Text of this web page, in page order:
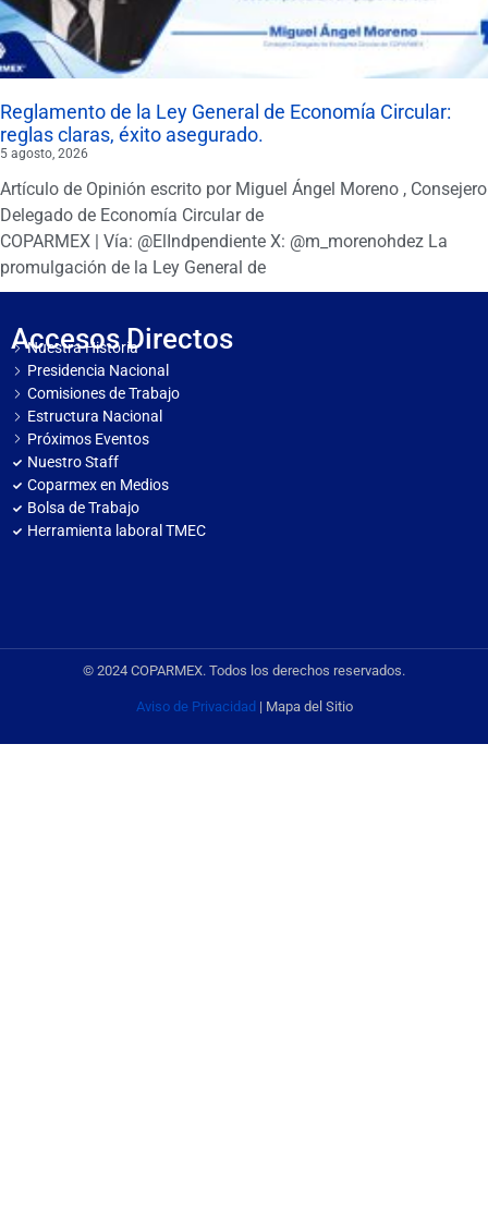
Reglamento de la Ley General de Economía Circular:
reglas claras, éxito asegurado.
5 agosto, 2026
Artículo de Opinión escrito por Miguel Ángel Moreno , Consejero
Delegado de Economía Circular de
COPARMEX | Vía: @ElIndpendiente X: @m_morenohdez La
promulgación de la Ley General de
Accesos Directos
Nuestra Historia
Presidencia Nacional
Comisiones de Trabajo
Estructura Nacional
Próximos Eventos
Nuestro Staff
Coparmex en Medios
Bolsa de Trabajo
Herramienta laboral TMEC
© 2024 COPARMEX. Todos los derechos reservados.
Aviso de Privacidad | Mapa del Sitio